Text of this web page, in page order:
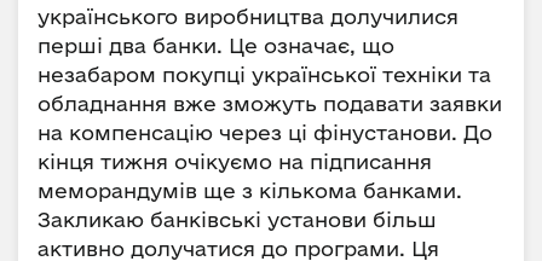
українського виробництва долучилися
перші два банки. Це означає, що
незабаром покупці української техніки та
обладнання вже зможуть подавати заявки
на компенсацію через ці фінустанови. До
кінця тижня очікуємо на підписання
меморандумів ще з кількома банками.
Закликаю банківські установи більш
активно долучатися до програми. Ця